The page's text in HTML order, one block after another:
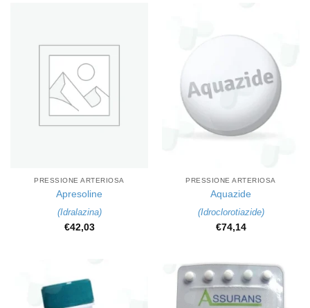
PRESSIONE ARTERIOSA
Apresoline
(Idralazina)
€42,03
PRESSIONE ARTERIOSA
Aquazide
(Idroclorotiazide)
€74,14